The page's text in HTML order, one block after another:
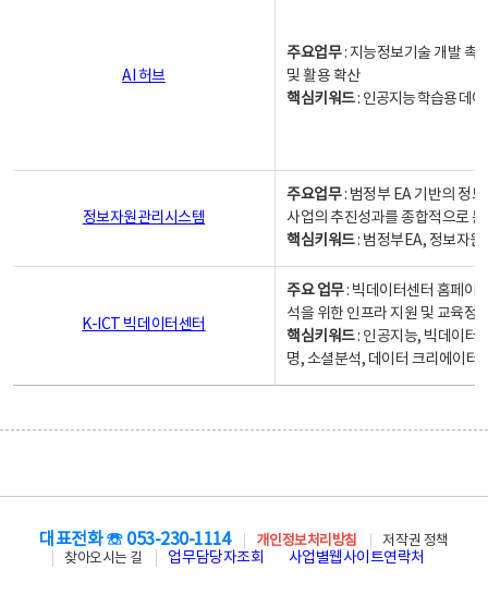
AI 허브
주요업무: 지능정보기술 개발 촉
및 활용 확산
핵심키워드: 인공지능 학습용 데
정보자원관리시스템
주요업무: 범정부 EA 기반의 정
사업의 추진성과를 종합적으로
핵심키워드: 범정부EA, 정보자
K-ICT 빅데이터센터
주요 업무: 빅데이터센터 홈페이
석을 위한 인프라 지원 및 교육정
핵심키워드: 인공지능, 빅데이터,
명, 소셜분석, 데이터 크리에이터
대표전화 ☏ 053-230-1114 개인정보처리방침
저작권 정책
찾아오시는 길
업무담당자조회 사업별웹사이트연락처